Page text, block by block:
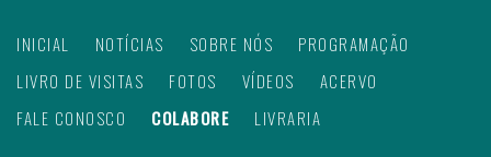
INICIAL NOTÍCIAS SOBRE NÓS
PROGRAMAÇÃO
LIVRO DE VISITAS
FOTOS VÍDEOS
ACERVO
FALE CONOSCO
COLABORE LIVRARIA